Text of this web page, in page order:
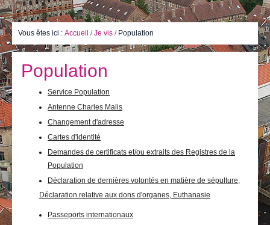
Accueil
Vie politique
Publications
Actualités
E-guichet / Prendre RDV
Actualités
Vous êtes ici : Accueil /Je vis / Population
Population
Service Population
Antenne Charles Malis
Changement d'adresse
Cartes d'identité
Demandes de certificats et/ou extraits des Registres de la
Population
Déclaration de dernières volontés en matière de sépulture,
Déclaration relative aux dons d'organes, Euthanasie
Passeports internationaux